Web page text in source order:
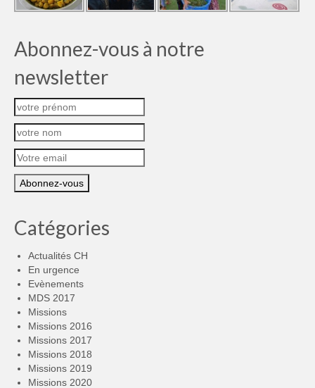
Abonnez-vous à notre
newsletter
Catégories
Actualités CH
En urgence
Evènements
MDS 2017
Missions
Missions 2016
Missions 2017
Missions 2018
Missions 2019
Missions 2020